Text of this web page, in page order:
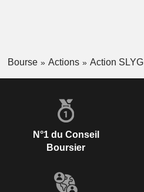
Bourse Actions Action SLYG
N°1 du Conseil
Boursier